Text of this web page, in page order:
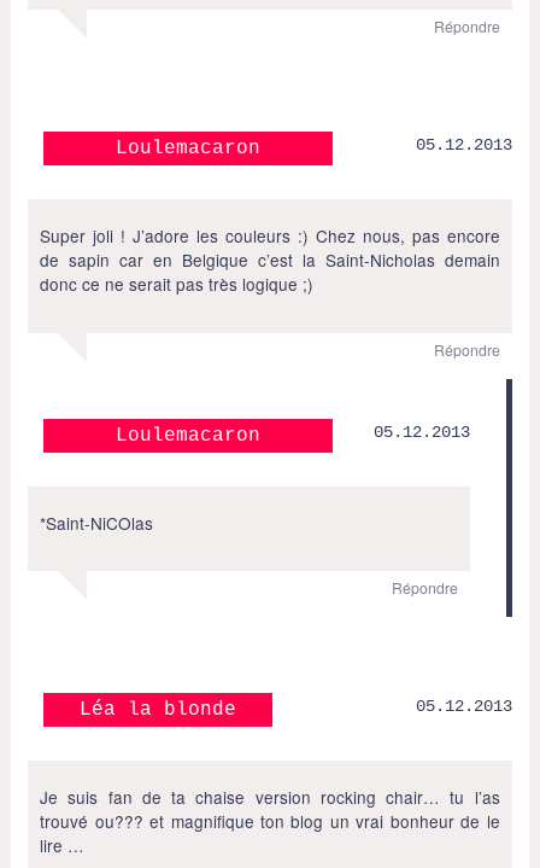
Répondre
Loulemacaron 05.12.2013
Super joli ! J’adore les couleurs :) Chez nous, pas encore
de sapin car en Belgique c’est la Saint-Nicholas demain
donc ce ne serait pas très logique ;)
Répondre
Loulemacaron 05.12.2013
*Saint-NiCOlas
Répondre
Léa la blonde 05.12.2013
Je suis fan de ta chaise version rocking chair… tu l’as
trouvé ou??? et magnifique ton blog un vrai bonheur de le
lire …